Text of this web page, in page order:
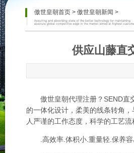
傲世皇朝首页 > 傲世皇朝新闻 >
供应山藤直
傲世皇朝代理注册 ？SEND
的一体化设计，柔美的线条转角
人严谨的工作态度，科学的工艺
.高效率.体积小.重量轻.保养容